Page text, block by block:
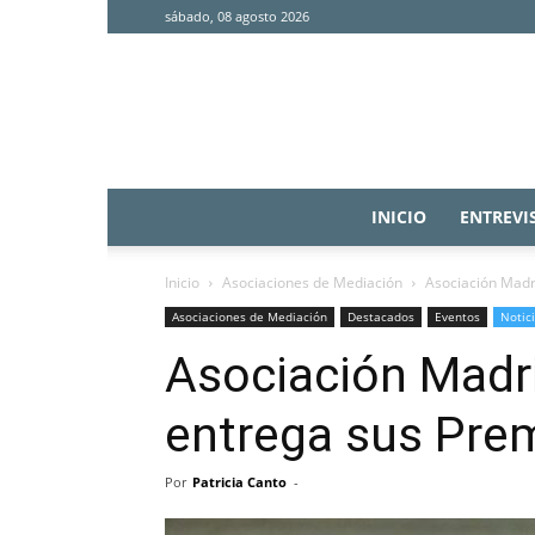
sábado, 08 agosto 2026
INICIO
Inicio Asociaciones de Mediación Asociación
Asociaciones de Mediación Destacados Eventos
Asociación
entrega sus
Por Patricia Canto -